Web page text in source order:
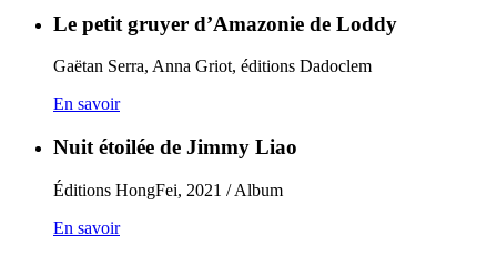
Le petit gruyer d’Amazonie de Loddy
Gaëtan Serra, Anna Griot, éditions Dadoclem
En savoir
Nuit étoilée de Jimmy Liao
Éditions HongFei, 2021 / Album
En savoir